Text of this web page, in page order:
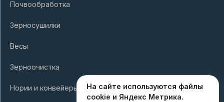
Почвообработка
Зерносушилки
Весы
Зерноочистка
Нории и конвейеры
На сайте используются файлы
cookie и Яндекс Метрика.